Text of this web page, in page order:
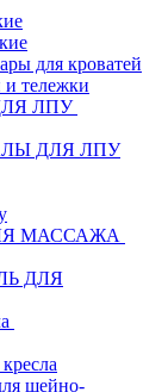
для кроватей
тележки
ЛПУ
ДЛЯ ЛПУ
МАССАЖА
ДЛЯ
шейно-